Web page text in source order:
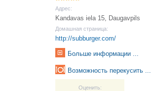
Адрес:
Kandavas iela 15, Daugavpils
Домашная страница:
http://subburger.com/
Больше информации ...
Возможность перекусить ...
Оценить: